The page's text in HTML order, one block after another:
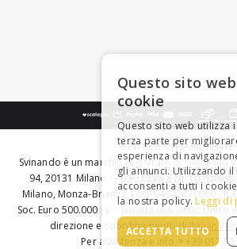
BEVI RESPONSABILMENTE
Svinando è un marchio registrato di Giordano
94, 20131 Milano - - C.F., P.IVA e Nr.
Milano, Monza-Brianza, Lodi 04642870960 -
Soc. Euro 500.000 i.v. - Società con Socio Unico
direzione e coordinamento diItalian
Per assistenza e info > +39 0173
Questo sito
cookie
Questo sito web utilizza
terza parte per
esperienza di
gli annunci. Utilizzando
acconsenti a tutti i
la nostra policy. Leggi di
ACCETTA TUTTO